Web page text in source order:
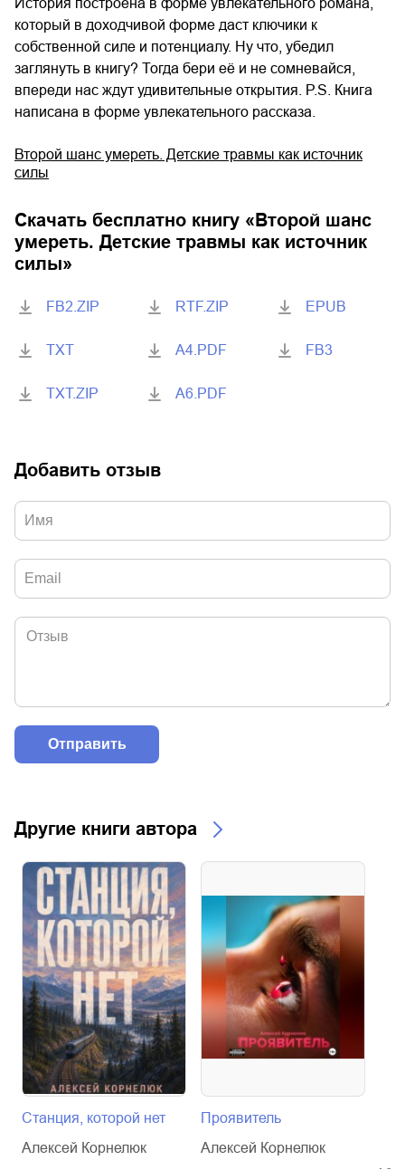
История построена в форме увлекательного романа,
который в доходчивой форме даст ключики к
собственной силе и потенциалу. Ну что, убедил
заглянуть в книгу? Тогда бери её и не сомневайся,
впереди нас ждут удивительные открытия. P.S. Книга
написана в форме увлекательного рассказа.
Второй шанс умереть. Детские травмы как источник
силы
Скачать бесплатно книгу « Второй шанс
умереть. Детские травмы как источник
силы»
FB2.ZIP
TXT
TXT.ZIP
RTF.ZIP
A4.PDF
A6.PDF
EPUB
FB3
Добавить отзыв
Другие книги автора
Станция, которой нет
Алексей Корнелюк
Проявитель
Алексей Корнелюк